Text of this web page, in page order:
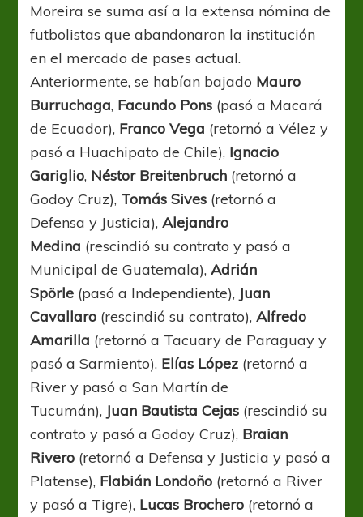
Moreira se suma así a la extensa nómina de
futbolistas que abandonaron la institución
en el mercado de pases actual.
Anteriormente, se habían bajado Mauro
Burruchaga, Facundo Pons (pasó a Macará
de Ecuador), Franco Vega (retornó a Vélez y
pasó a Huachipato de Chile), Ignacio
Gariglio, Néstor Breitenbruch (retornó a
Godoy Cruz), Tomás Sives (retornó a
Defensa y Justicia),Alejandro
Medina (rescindió su contrato y pasó a
Municipal de Guatemala),Adrián
Spörle (pasó a Independiente), Juan
Cavallaro (rescindió su contrato),Alfredo
Amarilla (retornó a Tacuary de Paraguay y
pasó a Sarmiento), Elías López (retornó a
River y pasó a San Martín de
Tucumán), Juan Bautista Cejas (rescindió su
contrato y pasó a Godoy Cruz), Braian
Rivero (retornó a Defensa y Justicia y pasó a
Platense), Flabián Londoño (retornó a River
y pasó a Tigre), Lucas Brochero (retornó a